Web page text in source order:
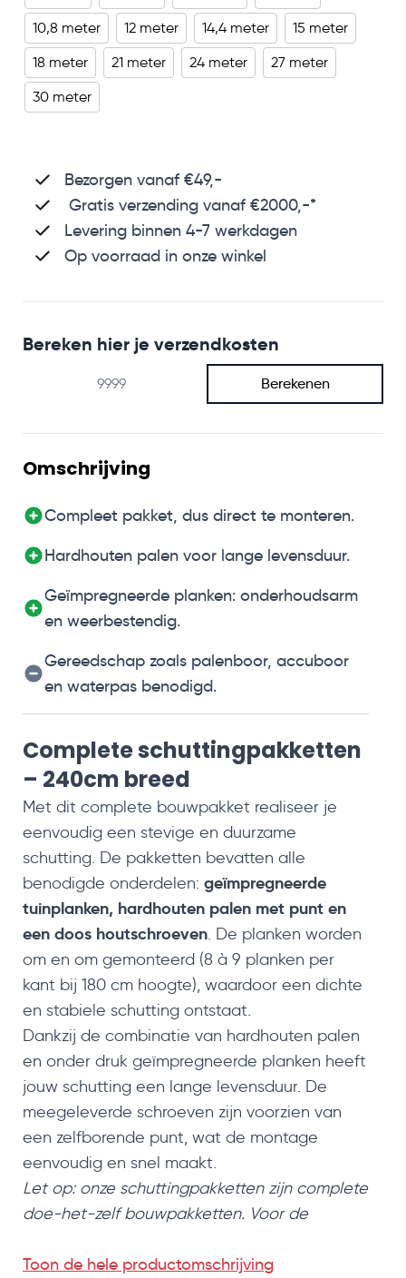
10,8 meter
12 meter 14,4 meter
15 meter
18 meter
21 meter 24 meter
27 meter
30 meter
Bezorgen vanaf €49,-
Gratis verzending vanaf €2000,-*
Levering binnen 4-7 werkdagen
Op voorraad in onze winkel
Bereken hier je verzendkosten
Berekenen
Omschrijving
Compleet pakket, dus direct te monteren.
Hardhouten palen voor lange levensduur.
Geïmpregneerde planken: onderhoudsarm
en weerbestendig.
Gereedschap zoals palenboor, accuboor
en waterpas benodigd.
Complete schuttingpakketten
– 240cm breed
Met dit complete bouwpakket realiseer je
eenvoudig een stevige en duurzame
schutting. De pakketten bevatten alle
benodigde onderdelen: geïmpregneerde
tuinplanken, hardhouten palen met punt en
een doos houtschroeven. De planken worden
om en om gemonteerd (8 à 9 planken per
kant bij 180 cm hoogte), waardoor een dichte
en stabiele schutting ontstaat.
Dankzij de combinatie van hardhouten palen
en onder druk geïmpregneerde planken heeft
jouw schutting een lange levensduur. De
meegeleverde schroeven zijn voorzien van
een zelfborende punt, wat de montage
eenvoudig en snel maakt.
Let op: onze schuttingpakketten zijn complete
doe-het-zelf bouwpakketten. Voor de
en boren noodzakelijk.
Toon de hele productomschrijving